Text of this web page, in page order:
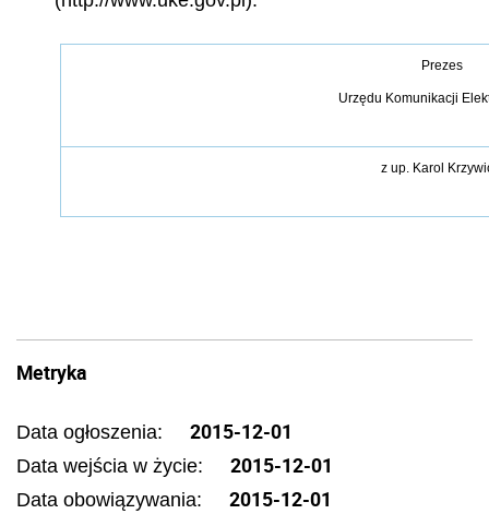
Prezes
Urzędu Komunikacji
z up. Karol
Metryka
Data ogłoszenia: 2015-12-01
Data wejścia w życie: 2015-12-01
Data obowiązywania: 2015-12-01